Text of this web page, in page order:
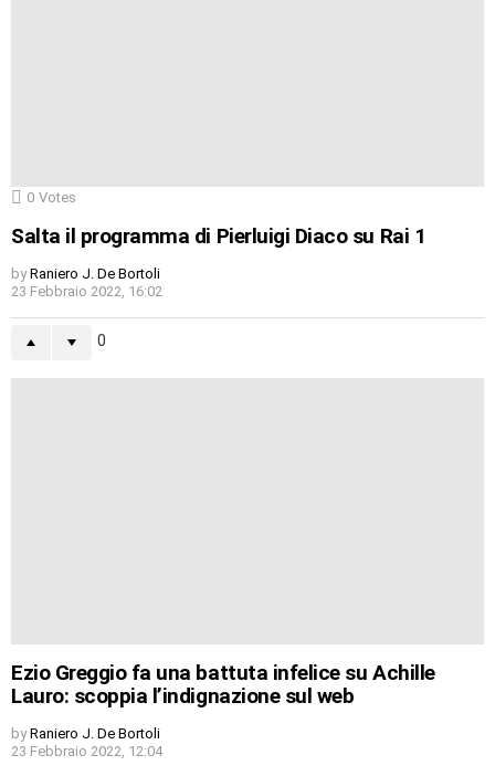
0 Votes
Salta il programma di Pierluigi Diaco su Rai 1
by Raniero J. De Bortoli
23 Febbraio 2022, 16:02
0
Ezio Greggio fa una battuta infelice su Achille
Lauro: scoppia l’indignazione sul web
by Raniero J. De Bortoli
23 Febbraio 2022, 12:04